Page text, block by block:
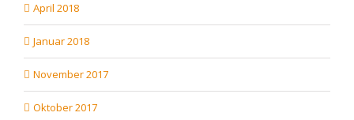
April 2018
Januar 2018
November 2017
Oktober 2017